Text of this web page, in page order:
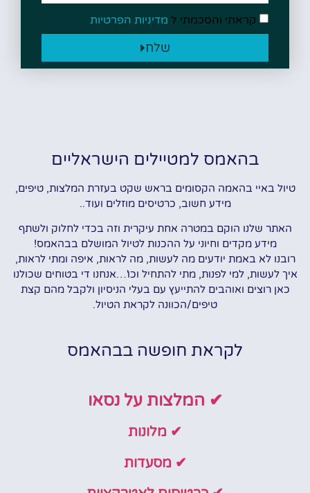
קראתי והסכמתי ל מדיניות הפרטיות
שלח
בהאמס למטיילים הישראליים
טיול באיי בהאמה הקסומים בראש שקט בעזרת המלצות, טיפים,
מידע חשוב, כרטיסים מוזלים ועוד..
האתר שלנו הוקם במטרה אחת עיקרית וזה בכדי לחלוק ולשתף
מידע מקדים וחיוני על ההכנות לטיול המושלם בבהאמס!
רובנו לא באמת יודעים מה לעשות, מה לראות, איפה ומתי לראות,
איך לעשות, למי לפנות, מתי להתחיל וכו'…אנחנו די בטוחים שכולנו
כאן רוצים ואוהבים להתייעץ עם בעלי הניסיון ולקבל מהם קצת
טיפים/הכוונה לקראת הטיול.
לקראת חופשה בבהאמס
✔ המלצות על נסאו
✔ מלונות
✔ מסעדות